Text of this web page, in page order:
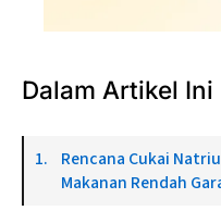
Dalam Artikel Ini
Rencana Cukai
Makanan Rendah